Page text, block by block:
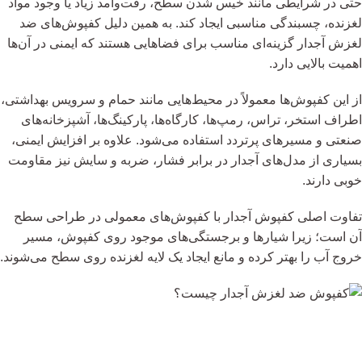
حتی در شرایطی مانند خیس شدن سطح، رفت‌وآمد زیاد یا وجود مواد
لغزنده، چسبندگی مناسبی ایجاد کند. به همین دلیل کفپوش‌های ضد
لغزش آجدار گزینه‌ای مناسب برای فضاهایی هستند که ایمنی در آن‌ها
اهمیت بالایی دارد.
از این کفپوش‌ها معمولاً در محیط‌هایی مانند حمام و سرویس بهداشتی،
اطراف استخر، تراس، رمپ‌ها، کارگاه‌ها، پارکینگ‌ها، آشپزخانه‌های
صنعتی و مسیرهای پرتردد استفاده می‌شود. علاوه بر افزایش ایمنی،
بسیاری از مدل‌های آجدار در برابر فشار، ضربه و سایش نیز مقاومت
خوبی دارند.
تفاوت اصلی کفپوش آجدار با کفپوش‌های معمولی در طراحی سطح
آن است؛ زیرا شیارها و برجستگی‌های موجود روی کفپوش، مسیر
خروج آب را بهتر کرده و مانع ایجاد یک لایه لغزنده روی سطح می‌شوند.